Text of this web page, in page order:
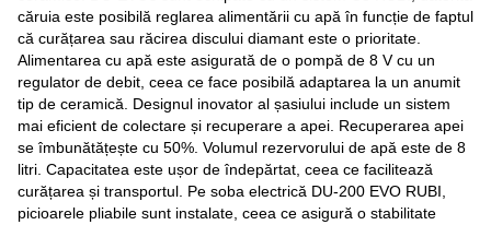
căruia este posibilă reglarea alimentării cu apă în funcție de faptul
că curățarea sau răcirea discului diamant este o prioritate.
Alimentarea cu apă este asigurată de o pompă de 8 V cu un
regulator de debit, ceea ce face posibilă adaptarea la un anumit
tip de ceramică. Designul inovator al șasiului include un sistem
mai eficient de colectare și recuperare a apei. Recuperarea apei
se îmbunătățește cu 50%. Volumul rezervorului de apă este de 8
litri. Capacitatea este ușor de îndepărtat, ceea ce facilitează
curățarea și transportul. Pe soba electrică DU-200 EVO RUBI,
picioarele pliabile sunt instalate, ceea ce asigură o stabilitate